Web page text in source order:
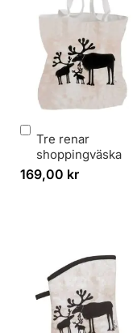
Tre renar
shoppingväska
169,00 kr
varukorg